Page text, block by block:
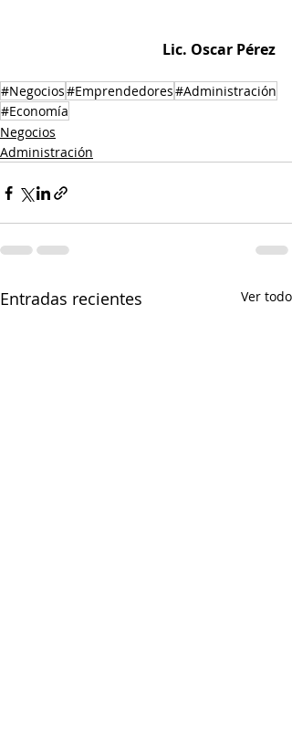
Lic. Oscar Pérez
#Negocios#Emprendedores#Administración
#Economía
Negocios
Administración
Entradas recientes Ver todo